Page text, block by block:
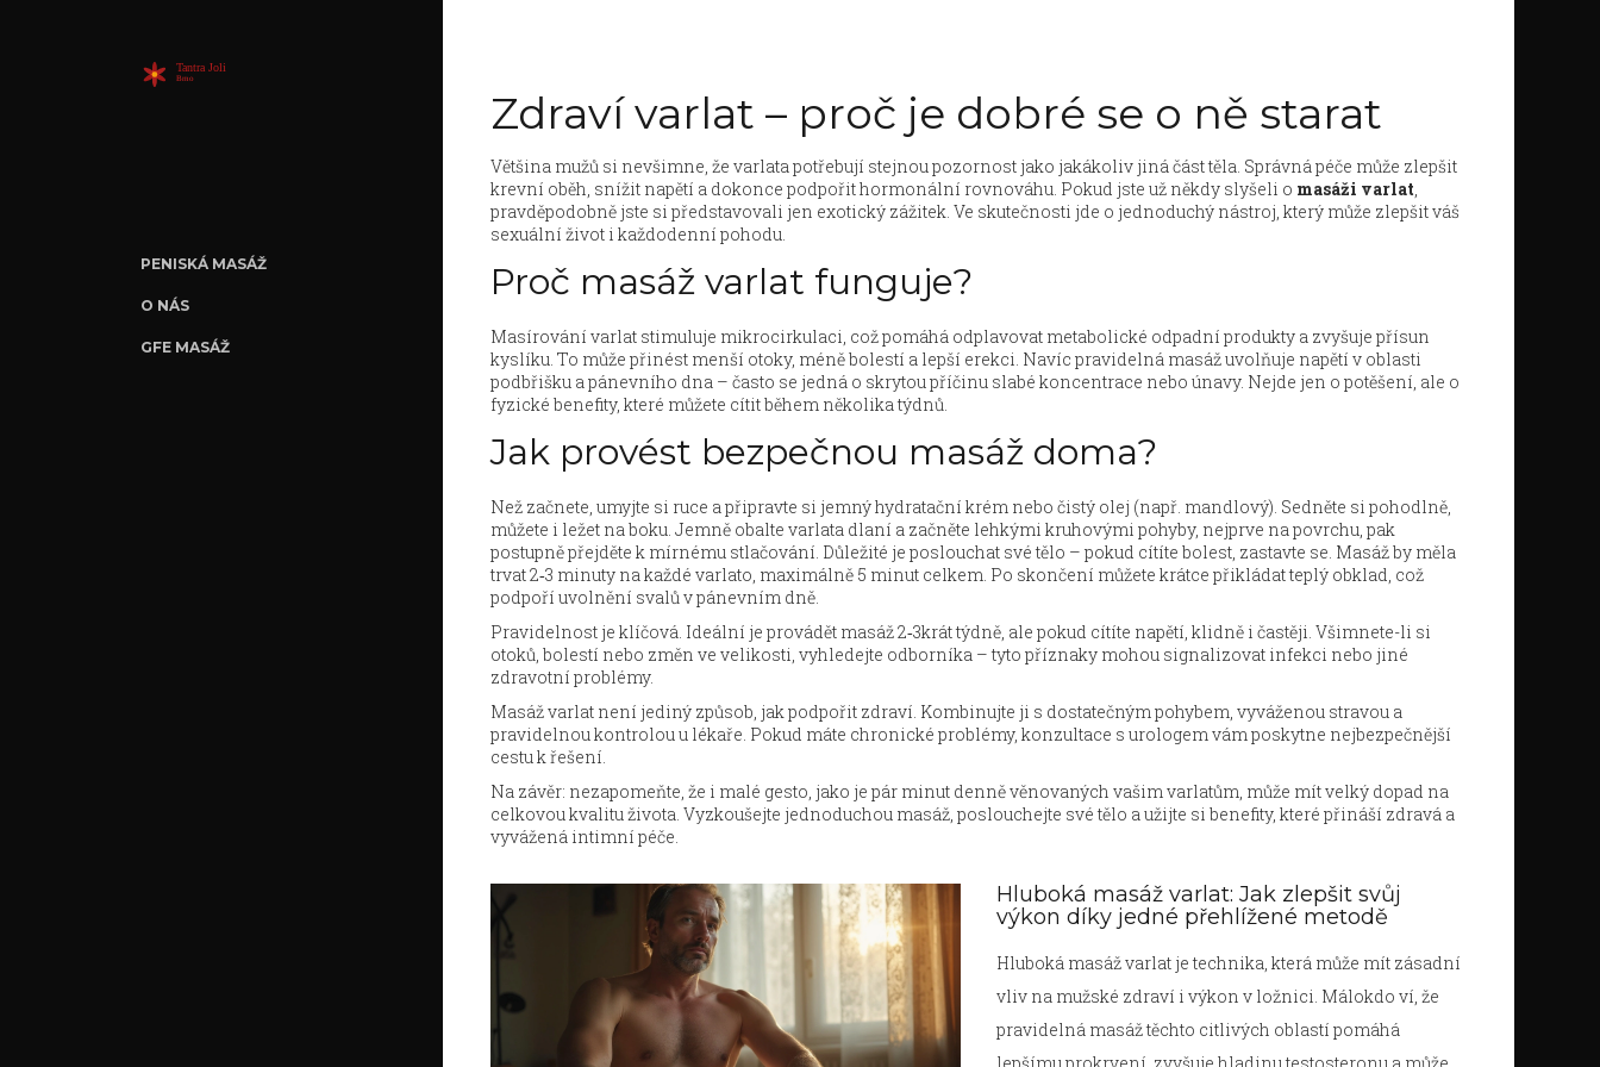
PENISKÁ MASÁŽ
O NÁS
GFE MASÁŽ
Zdraví varlat – proč je dobré se o ně starat
Většina mužů si nevšimne, že varlata potřebují stejnou pozornost jako jakákoliv jiná část těla. Správná péče může zlepšit
krevní oběh, snížit napětí a dokonce podpořit hormonální rovnováhu. Pokud jste už někdy slyšeli o masáži varlat,
pravděpodobně jste si představovali jen exotický zážitek. Ve skutečnosti jde o jednoduchý nástroj, který může zlepšit váš
sexuální život i každodenní pohodu.
Proč masáž varlat funguje?
Masírování varlat stimuluje mikrocirkulaci, což pomáhá odplavovat metabolické odpadní produkty a zvyšuje přísun
kyslíku. To může přinést menší otoky, méně bolestí a lepší erekci. Navíc pravidelná masáž uvolňuje napětí v oblasti
podbřišku a pánevního dna – často se jedná o skrytou příčinu slabé koncentrace nebo únavy. Nejde jen o potěšení, ale o
fyzické benefity, které můžete cítit během několika týdnů.
Jak provést bezpečnou masáž doma?
Než začnete, umyjte si ruce a připravte si jemný hydratační krém nebo čistý olej (např. mandlový). Sedněte si pohodlně,
můžete i ležet na boku. Jemně obalte varlata dlaní a začněte lehkými kruhovými pohyby, nejprve na povrchu, pak
postupně přejděte k mírnému stlačování. Důležité je poslouchat své tělo – pokud cítíte bolest, zastavte se. Masáž by měla
trvat 2‑3 minuty na každé varlato, maximálně 5 minut celkem. Po skončení můžete krátce přikládat teplý obklad, což
podpoří uvolnění svalů v pánevním dně.
Pravidelnost je klíčová. Ideální je provádět masáž 2‑3krát týdně, ale pokud cítíte napětí, klidně i častěji. Všimnete-li si
otoků, bolestí nebo změn ve velikosti, vyhledejte odborníka – tyto příznaky mohou signalizovat infekci nebo jiné
zdravotní problémy.
Masáž varlat není jediný způsob, jak podpořit zdraví. Kombinujte ji s dostatečným pohybem, vyváženou stravou a
pravidelnou kontrolou u lékaře. Pokud máte chronické problémy, konzultace s urologem vám poskytne nejbezpečnější
cestu k řešení.
Na závěr: nezapomeňte, že i malé gesto, jako je pár minut denně věnovaných vašim varlatům, může mít velký dopad na
celkovou kvalitu života. Vyzkoušejte jednoduchou masáž, poslouchejte své tělo a užijte si benefity, které přináší zdravá a
vyvážená intimní péče.
Hluboká masáž varlat: Jak zlepšit svůj
výkon díky jedné přehlížené metodě
Hluboká masáž varlat je technika, která může mít zásadní
vliv na mužské zdraví i výkon v ložnici. Málokdo ví, že
pravidelná masáž těchto citlivých oblastí pomáhá